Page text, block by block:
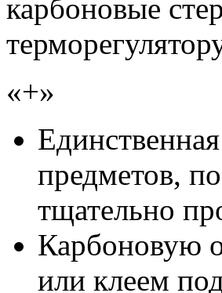
карбоновые
«+»
предметов,
тщательно
Карбоновую
или клеем